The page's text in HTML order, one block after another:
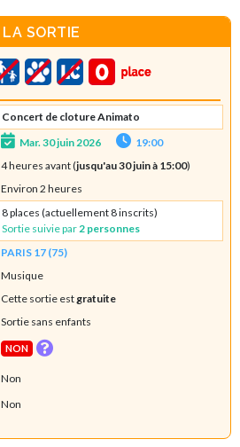
LA SORTIE
Concert de cloture Animato
Mar. 30 juin 2026
19:00
4 heures avant (jusqu'au 30 juin à 15:00)
Environ 2 heures
8 places (actuellement 8 inscrits)
Sortie suivie par 2 personnes
PARIS 17 (75)
Musique
Cette sortie est gratuite
Sortie sans enfants
NON
Non
Non